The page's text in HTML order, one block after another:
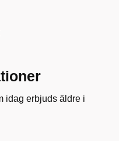
idag erbjuds äldre i